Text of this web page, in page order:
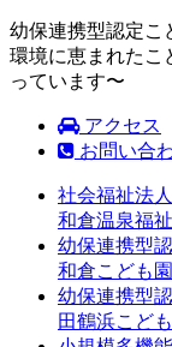
幼保連携型認定
環境に恵まれたこ
っています〜
アクセス
お問い合
社会福祉法人
和倉温泉福
幼保連携型
和倉こども園
幼保連携型
田鶴浜こど